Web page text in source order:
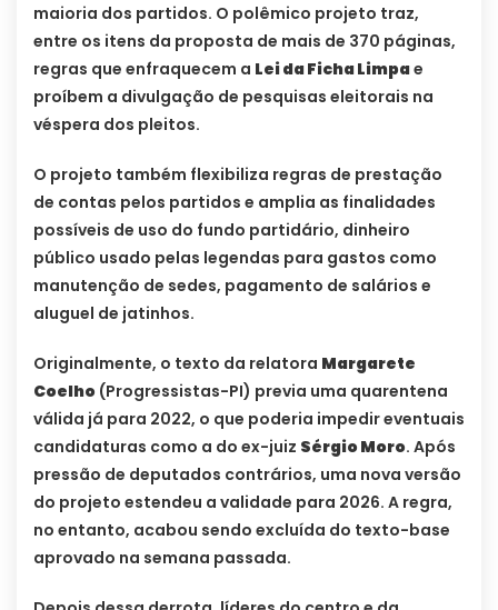
maioria dos partidos. O polêmico projeto traz,
entre os itens da proposta de mais de 370 páginas,
regras que enfraquecem a Lei da Ficha Limpae
proíbem a divulgação de pesquisas eleitorais na
véspera dos pleitos.
O projeto também flexibiliza regras de prestação
de contas pelos partidos e amplia as finalidades
possíveis de uso do fundo partidário, dinheiro
público usado pelas legendas para gastos como
manutenção de sedes, pagamento de salários e
aluguel de jatinhos.
Originalmente, o texto da relatora Margarete
Coelho (Progressistas-PI) previa uma quarentena
válida já para 2022, o que poderia impedir eventuais
candidaturas como a do ex-juiz Sérgio Moro. Após
pressão de deputados contrários, uma nova versão
do projeto estendeu a validade para 2026. A regra,
no entanto, acabou sendo excluída do texto-base
aprovado na semana passada.